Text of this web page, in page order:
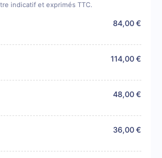
indicatif et exprimés TTC.
84,00 €
114,00 €
48,00 €
36,00 €